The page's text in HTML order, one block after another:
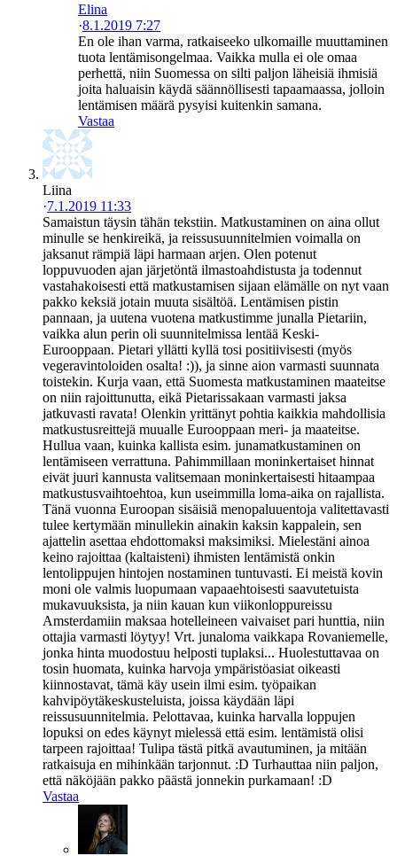
Elina
·8.1.2019 7:27
En ole ihan varma, ratkaiseeko ulkomaille muuttaminen
tuota lentämisongelmaa. Vaikka mulla ei ole omaa
perhettä, niin Suomessa on silti paljon läheisiä ihmisiä
joita haluaisin käydä säännöllisesti tapaamaassa, jolloin
lentämisen määrä pysyisi kuitenkin samana.
Vastaa
Liina
·7.1.2019 11:33
Samaistun täysin tähän tekstiin. Matkustaminen on aina ollut
minulle se henkireikä, ja reissusuunnitelmien voimalla on
jaksanut rämpiä läpi harmaan arjen. Olen potenut
loppuvuoden ajan järjetöntä ilmastoahdistusta ja todennut
vastahakoisesti että matkustamisen sijaan elämälle on nyt vaan
pakko keksiä jotain muuta sisältöä. Lentämisen pistin
pannaan, ja uutena vuotena matkustimme junalla Pietariin,
vaikka alun perin oli suunnitelmissa lentää Keski-
Eurooppaan. Pietari yllätti kyllä tosi positiivisesti (myös
vegeravintoloiden osalta! :)), ja sinne aion varmasti suunnata
toistekin. Kurja vaan, että Suomesta matkustaminen maateitse
on niin rajoittunutta, eikä Pietarissakaan varmasti jaksa
jatkuvasti ravata! Olenkin yrittänyt pohtia kaikkia mahdollisia
matkustusreittejä muualle Eurooppaan meri- ja maateitse.
Hullua vaan, kuinka kallista esim. junamatkustaminen on
lentämiseen verrattuna. Pahimmillaan moninkertaiset hinnat
eivät juuri kannusta valitsemaan moninkertaisesti hitaampaa
matkustusvaihtoehtoa, kun useimmilla loma-aika on rajallista.
Tänä vuonna Euroopan sisäisiä menopaluuentoja valitettavasti
tulee kertymään minullekin ainakin kaksin kappalein, sen
ajattelin asettaa ehdottomaksi maksimiksi. Mielestäni ainoa
keino rajoittaa (kaltaisteni) ihmisten lentämistä onkin
lentolippujen hintojen nostaminen tuntuvasti. Ei meistä kovin
moni ole valmis luopumaan vapaaehtoisesti saavutetuista
mukavuuksista, ja niin kauan kun viikonloppureissu
Amsterdamiin maksaa hotelleineen vaivaiset pari hunttia, niin
ottajia varmasti löytyy! Vrt. junaloma vaikkapa Rovaniemelle,
jonka hinta muodostuu helposti tuplaksi... Huolestuttavaa on
tosin huomata, kuinka harvoja ympäristöasiat oikeasti
kiinnostavat, tämä käy usein ilmi esim. työpaikan
kahvipöytäkeskusteluista, joissa käydään läpi
reissusuunnitelmia. Pelottavaa, kuinka harvalla loppujen
lopuksi on edes käynyt mielessä että esim. lentämistä olisi
tarpeen rajoittaa! Tulipa tästä pitkä avautuminen, ja mitään
ratkaisuja en mihinkään tarjonnut. :D Turhauttaa niin paljon,
että näköjään pakko päästä jonnekin purkamaan! :D
Vastaa